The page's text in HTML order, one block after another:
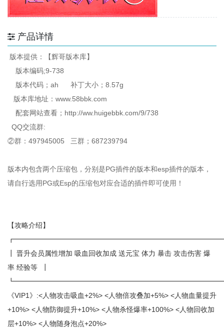
产品详情
版本提供：【辉哥版本库】
版本编码;9-738
版本代码；ah 补丁大小；8.57g
版本库地址：www.58bbk.com
配套网站查看；http://ww.huigebbk.com/9/738
QQ交流群:
②群：497945005 三群；687239794
版本内包含两个压缩包，分别是PG插件的版本和esp插件的版本，
请自行选用PG或Esp的压缩包对应合适的插件即可使用！
【攻略介绍】
┃ 晋升会员属性增加 吸血回收加成 送元宝 体力 暴击 攻击伤害 爆
率 经验等 ┃
《VIP1》:<人物攻击吸血+2%> <人物倍攻叠加+5%> <人物血量提升
+10%> <人物防御提升+10%> <人物杀怪爆率+100%> <人物回收加
层+10%> <人物随身泡点+20%>